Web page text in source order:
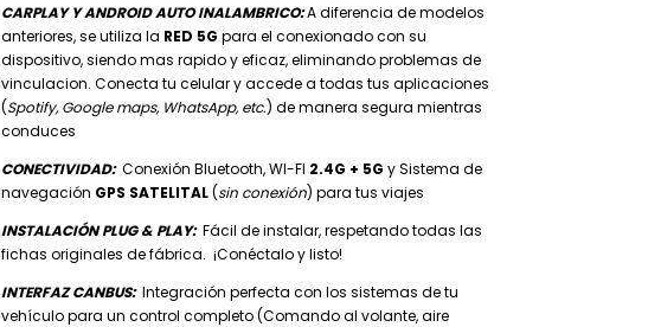
CARPLAY Y ANDROID AUTO INALAMBRICO:A diferencia de modelos
anteriores, se utiliza la RED 5G para el conexionado con su
dispositivo, siendo mas rapido y eficaz, eliminando problemas de
vinculacion. Conecta tu celular y accede a todas tus aplicaciones
(Spotify, Google maps, WhatsApp, etc.) de manera segura mientras
conduces
CONECTIVIDAD:Conexión Bluetooth, WI-FI 2.4G + 5G y Sistema de
navegación GPS SATELITAL(sin conexión) para tus viajes
INSTALACIÓN PLUG & PLAY: Fácil de instalar, respetando todas las
fichas originales de fábrica. ¡Conéctalo y listo!
INTERFAZ CANBUS: Integración perfecta con los sistemas de tu
vehículo para un control completo (Comando al volante, aire